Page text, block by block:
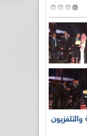
والتلفزيون